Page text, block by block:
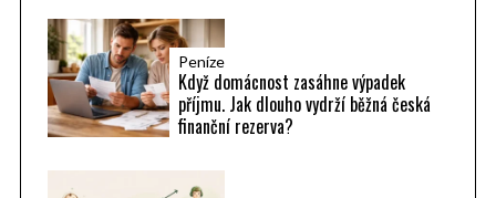
Peníze
Když domácnost zasáhne výpadek
příjmu. Jak dlouho vydrží běžná česká
finanční rezerva?